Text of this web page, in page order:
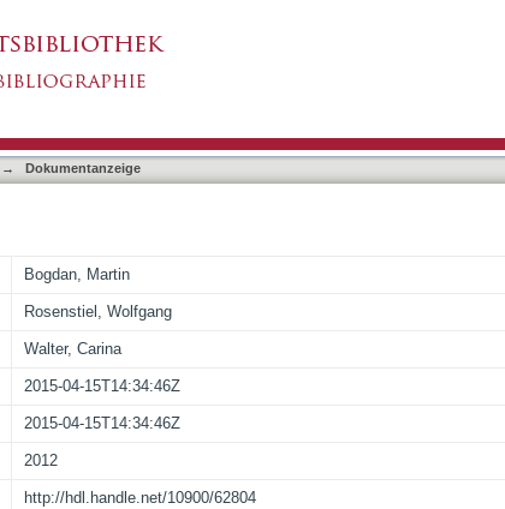
→ Dokumentanzeige
Bogdan, Martin
Rosenstiel, Wolfgang
Walter, Carina
2015-04-15T14:34:46Z
2015-04-15T14:34:46Z
2012
http://hdl.handle.net/10900/62804